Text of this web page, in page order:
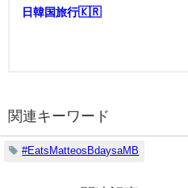
日韓国旅行🇰🇷
関連キーワード
#EatsMatteosBdaysaMB